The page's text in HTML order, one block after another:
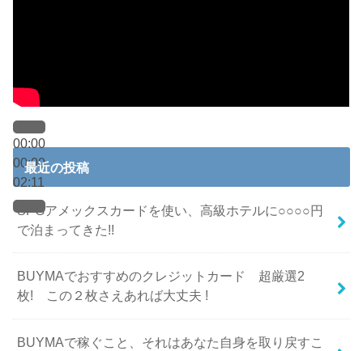
00:00
00:00
02:11
最近の投稿
SPGアメックスカードを使い、高級ホテルに○○○○円
で泊まってきた!!
BUYMAでおすすめのクレジットカード 超厳選2
枚! この２枚さえあれば大丈夫 !
BUYMAで稼ぐこと、それはあなた自身を取り戻すこ